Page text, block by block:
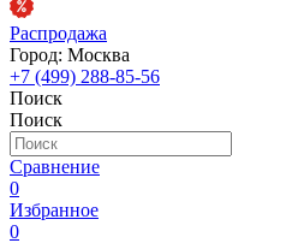
Распродажа
Город: Москва
+7 (499) 288-85-56
Поиск
Поиск
Сравнение
0
Избранное
0